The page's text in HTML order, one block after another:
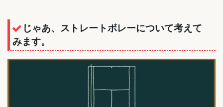
じゃあ、ストレートボレーについて考えて
みます。